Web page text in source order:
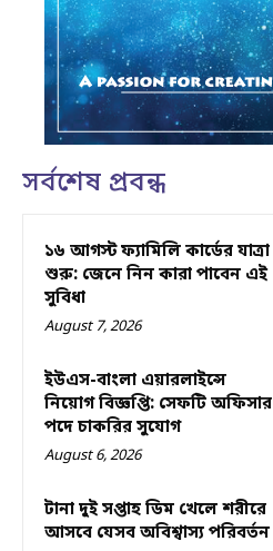
সর্বশেষ প্রবন্ধ
১৬ আগস্ট ফ্যামিলি কার্ডের যাত্রা
শুরু: জেনে নিন কারা পাবেন এই
সুবিধা
August 7, 2026
ইউএস-বাংলা এয়ারলাইন্সে
নিয়োগ বিজ্ঞপ্তি: সেফটি অফিসার
পদে চাকরির সুযোগ
August 6, 2026
টানা দুই সপ্তাহ ডিম খেলে শরীরে
আসবে যেসব অবিশ্বাস্য পরিবর্তন